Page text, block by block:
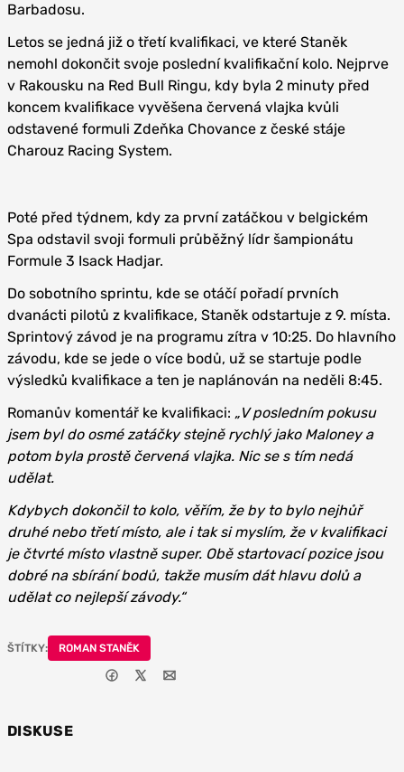
Barbadosu.
Letos se jedná již o třetí kvalifikaci, ve které Staněk
nemohl dokončit svoje poslední kvalifikační kolo. Nejprve
v Rakousku na Red Bull Ringu, kdy byla 2 minuty před
koncem kvalifikace vyvěšena červená vlajka kvůli
odstavené formuli Zdeňka Chovance z české stáje
Charouz Racing System.
Poté před týdnem, kdy za první zatáčkou v belgickém
Spa odstavil svoji formuli průběžný lídr šampionátu
Formule 3 Isack Hadjar.
Do sobotního sprintu, kde se otáčí pořadí prvních
dvanácti pilotů z kvalifikace, Staněk odstartuje z 9. místa.
Sprintový závod je na programu zítra v 10:25. Do hlavního
závodu, kde se jede o více bodů, už se startuje podle
výsledků kvalifikace a ten je naplánován na neděli 8:45.
Romanův komentář ke kvalifikaci: „V posledním pokusu
jsem byl do osmé zatáčky stejně rychlý jako Maloney a
potom byla prostě červená vlajka. Nic se s tím nedá
udělat.
Kdybych dokončil to kolo, věřím, že by to bylo nejhůř
druhé nebo třetí místo, ale i tak si myslím, že v kvalifikaci
je čtvrté místo vlastně super. Obě startovací pozice jsou
dobré na sbírání bodů, takže musím dát hlavu dolů a
udělat co nejlepší závody.“
ŠTÍTKY: ROMAN STANĚK
DISKUSE